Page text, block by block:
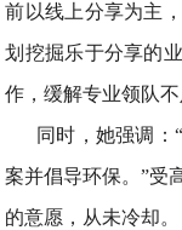
前以线上分享为主
划挖掘乐于分享的
作，缓解专业领队不
同时，她强调：
案并倡导环保。”受
的意愿，从未冷却。